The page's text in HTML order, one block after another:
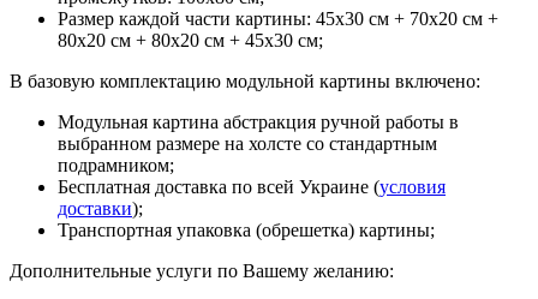
Размер каждой части картины: 45х30 см + 70х20 см +
80х20 см + 80х20 см + 45х30 см;
В базовую комплектацию модульной картины включено:
Модульная картина абстракция ручной работы в
выбранном размере на холсте со стандартным
подрамником;
Бесплатная доставка по всей Украине (условия
доставки);
Транспортная упаковка (обрешетка) картины;
Дополнительные услуги по Вашему желанию: